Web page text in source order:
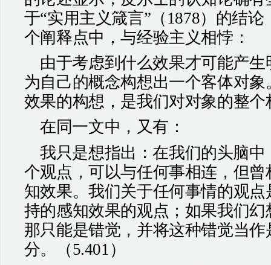
于“实用主义箴言”（ 1878）的结论
个阐释点中，与经验主义相悖：
由于考虑到什么效果才可能产
为自己的概念构想出一个客体对
效果的构想，是我们对对象的整个
在同一文中，又有：
我只是想指出：在我们的头脑
个观点，可以与任何事相连，但
知效果。我们关于任何事情的观
持的感知效果的观点；如果我们
那只能是错觉，并将这种错觉当
分。（5.401 ）